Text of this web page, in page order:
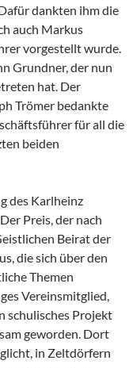
dankten ihm die
auch Markus
vorgestellt wurde.
Grundner, der nun
hat. Der
Trömer bedankte
für all die
beiden
des Karlheinz
Preis, der nach
Beirat der
die sich über den
Themen
Vereinsmitglied,
schulisches Projekt
geworden. Dort
in Zeltdörfern